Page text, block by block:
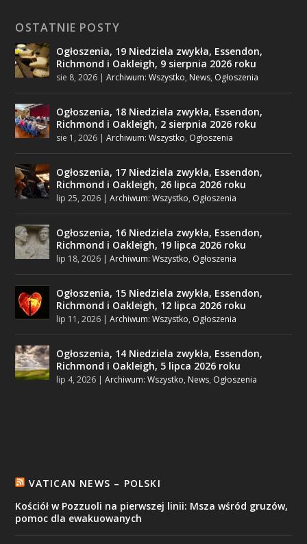
OSTATNIE POSTY
Ogłoszenia, 19 Niedziela zwykła, Essendon,
Richmond i Oakleigh, 9 sierpnia 2026 roku
sie 8, 2026 |Archiwum: Wszystko, News, Ogłoszenia
Ogłoszenia, 18 Niedziela zwykła, Essendon,
Richmond i Oakleigh, 2 sierpnia 2026 roku
sie 1, 2026 |Archiwum: Wszystko, Ogłoszenia
Ogłoszenia, 17 Niedziela zwykła, Essendon,
Richmond i Oakleigh, 26 lipca 2026 roku
lip 25, 2026 |Archiwum: Wszystko, Ogłoszenia
Ogłoszenia, 16 Niedziela zwykła, Essendon,
Richmond i Oakleigh, 19 lipca 2026 roku
lip 18, 2026 |Archiwum: Wszystko, Ogłoszenia
Ogłoszenia, 15 Niedziela zwykła, Essendon,
Richmond i Oakleigh, 12 lipca 2026 roku
lip 11, 2026 |Archiwum: Wszystko, Ogłoszenia
Ogłoszenia, 14 Niedziela zwykła, Essendon,
Richmond i Oakleigh, 5 lipca 2026 roku
lip 4, 2026 |Archiwum: Wszystko, News, Ogłoszenia
VATICAN NEWS – POLSKI
Kościół w Pozzuoli na pierwszej linii: Msza wśród gruzów,
pomoc dla ewakuowanych